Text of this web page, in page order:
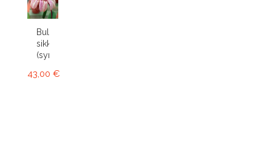
Bulbophyllum
sikkimense
(syn....
43,00 €